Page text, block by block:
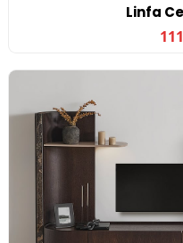
Linfa